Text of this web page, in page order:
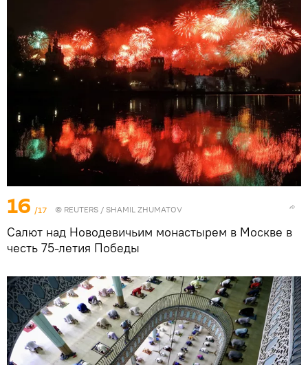
16 /17 © REUTERS / SHAMIL ZHUMATOV
Салют над Новодевичьим монастырем в Москве в
честь 75-летия Победы